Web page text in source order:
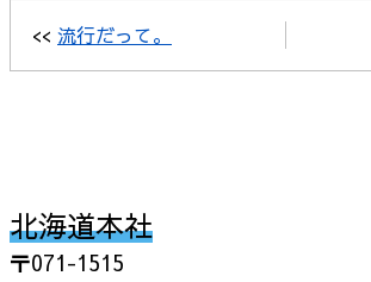
<< 流行だって。
北海道本社
〒071-1515